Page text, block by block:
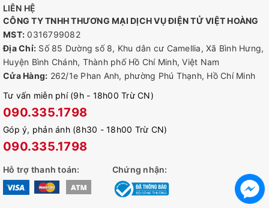
🔥Camera wifi IMOU Ranger Dual 10MP là 2 mắt cung cấp khả
năng giám sát trực tiếp và toàn cảnh trong nhà. Camera có 2
ống kính với độ phân giải 6.0MP (3.0 MP cho ống kính cố định
và 3.0 MP cho ống kính quay quét). Ống kính cố định có thể
điều chỉnh được góc 0~355° và độ nghiên (0~15°) bằng tay.
🔥Ống kính quay quét có thể điều khiển từ xa, góc quay ngang
H.265, tốc độ khung hình 15fps, chống ngược sáng HDR, chế
độ ánh sáng kép thông minh 4 chế độ ban đêm, hồng ngoại và
đèn LED tầm xa 15m1.
LIÊN HỆ
CÔNG TY TNHH THƯƠNG MẠI DỊCH VỤ ĐIỆN TỬ VIỆT HOÀNG
MST: 0316799082
Địa Chỉ: Số 85 Dường số 8, Khu dân cư Camellia, Xã Bình Hưng,
Huyện Bình Chánh, Thành phố Hồ Chí Minh, Việt Nam
Cửa Hàng: 262/1e Phan Anh, phường Phú Thạnh, Hồ Chí Minh
Tư vấn miễn phí (9h - 18h00 Trừ CN)
090.335.1798
Góp ý, phản ánh (8h30 - 18h00 Trừ CN)
090.335.1798
Hỗ trợ thanh toán: Chứng nhận: